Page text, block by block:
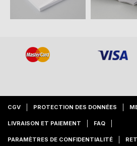
CGV PROTECTION DES DONNÉES
LIVRAISON ET PAIEMENT FAQ
PARAMÈTRES DE CONFIDENTIALITÉ